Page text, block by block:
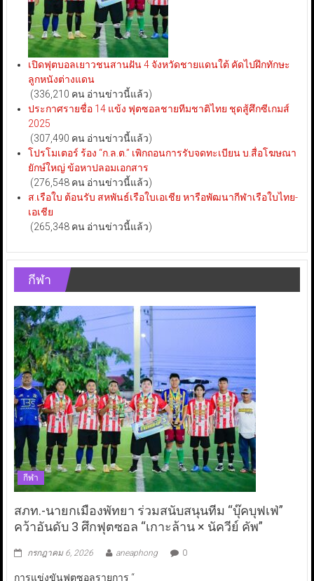
เปิดฟุตบอลเยาวชนสานฝัน 4 จังหวัดชายแดนใต้ คัดไปฝึกทักษะ
ลูกหนังต่างแดน
(336,210 คน อ่านข่าวนี้แล้ว)
ประกาศรายชื่อ 14 แข้ง ฟุตซอลชายทีมชาติไทย ชุดสู้ศึกซีเกมส์
2025
(307,490 คน อ่านข่าวนี้แล้ว)
โปรโมเตอร์ ร้อง “ก.ล.ต.” เพิกถอนการรับจดทะเบียน บ.สื่อโฆษณา
ยักษ์ใหญ่ ข้อหาปลอมเอกสาร
(276,548 คน อ่านข่าวนี้แล้ว)
ส.เรือใบ ต้อนรับ สหพันธ์เรือใบเอเชีย หารือพัฒนากีฬาเรือใบไทย-
เอเชีย
(265,348 คน อ่านข่าวนี้แล้ว)
กีฬา
กีฬา
สภท.-นายกเมืองพัทยา ร่วมสนับสนุนทีม “บุ๊คบุฟเฟ่”
คว้าอันดับ 3 ศึกฟุตซอล “เกาะล้าน × นัควีย์ คัพ”
กรกฎาคม 6, 2026 aneaphong 0
การแข่งขันฟุตซอลรายการ “